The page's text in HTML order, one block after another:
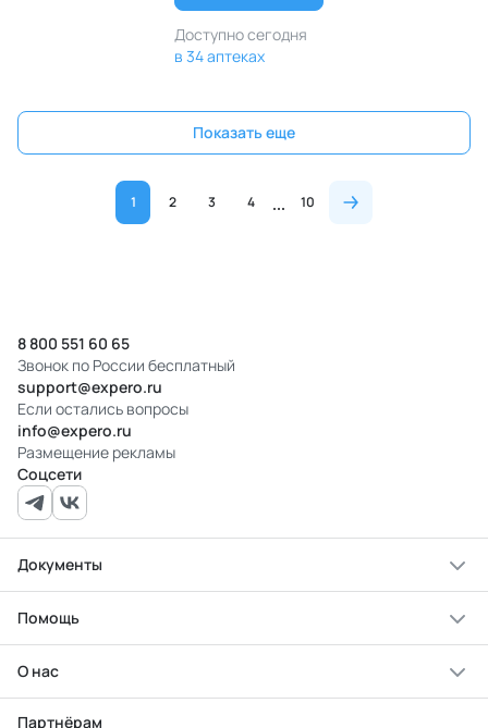
Доступно сегодня
в 34 аптеках
Показать еще
1 2 3 4 10
8 800 551 60 65
Звонок по России бесплатный
support@expero.ru
Если остались вопросы
info@expero.ru
Размещение рекламы
Соцсети
Документы
Помощь
О нас
Партнёрам